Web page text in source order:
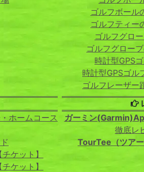
ゴルフボール
ゴルフティー
ゴルフグロ
ゴルフグロー
時計型GPS
時計型GPSゴル
ゴルフレーザー
ホームコース
ケット】
ケット】
ガーミン
徹底レ
TourTee（ツアー